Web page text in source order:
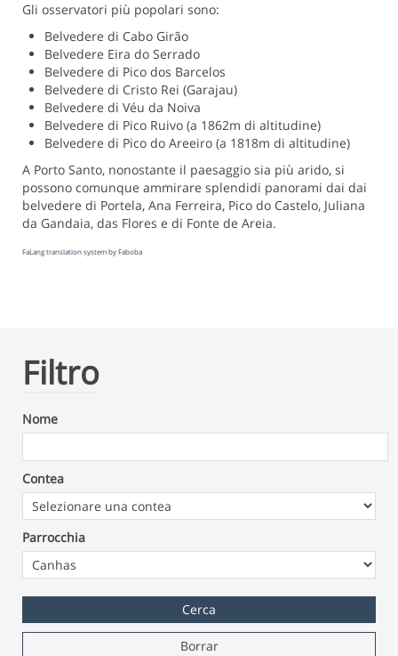
Gli osservatori più popolari sono:
Belvedere di Cabo Girão
Belvedere Eira do Serrado
Belvedere di Pico dos Barcelos
Belvedere di Cristo Rei (Garajau)
Belvedere di Véu da Noiva
Belvedere di Pico Ruivo (a 1862m di altitudine)
Belvedere di Pico do Areeiro (a 1818m di altitudine)
A Porto Santo, nonostante il paesaggio sia più arido, si
possono comunque ammirare splendidi panorami dai dai
belvedere di Portela, Ana Ferreira, Pico do Castelo, Juliana
da Gandaia, das Flores e di Fonte de Areia.
FaLang translation system by Faboba
Filtro
Nome
Contea
Parrocchia
Borrar